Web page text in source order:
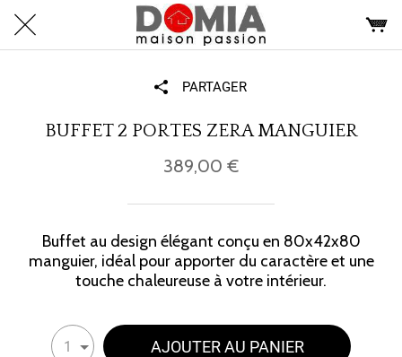
PARTAGER
BUFFET 2 PORTES ZERA MANGUIER
389,00 €
Buffet au design élégant conçu en 80x42x80
manguier, idéal pour apporter du caractère et une
touche chaleureuse à votre intérieur.
1 AJOUTER AU PANIER